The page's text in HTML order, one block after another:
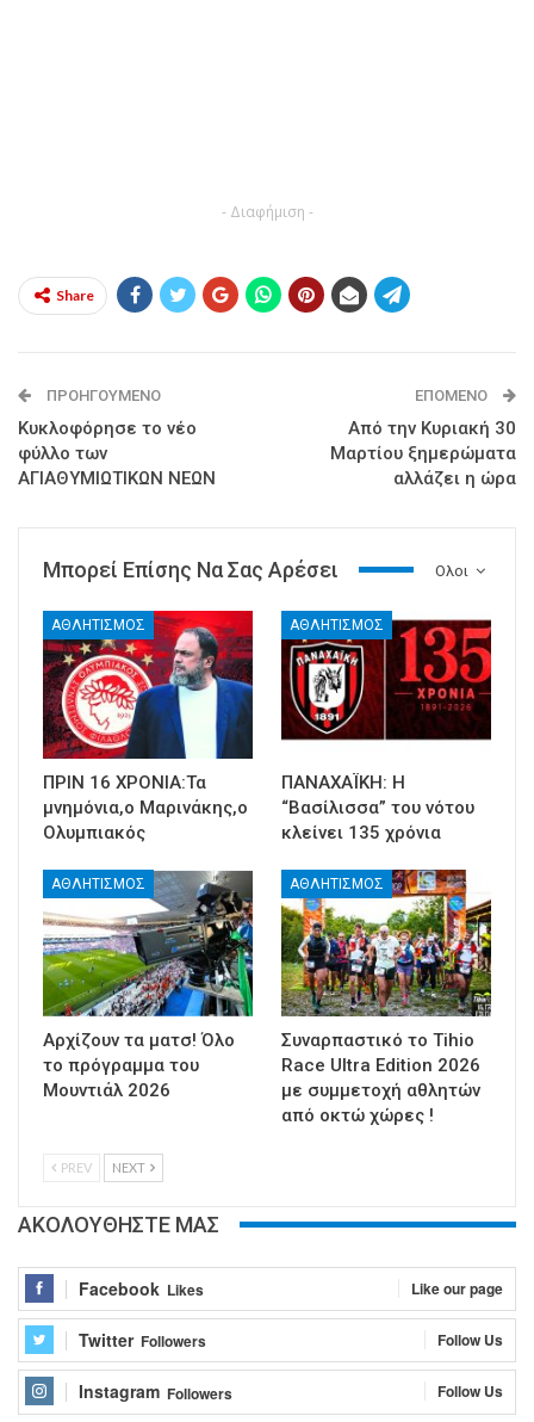
- Διαφήμιση -
Share
ΠΡΟΗΓΟΎΜΕΝΟ
Κυκλοφόρησε το νέο
φύλλο των
ΑΓΙΑΘΥΜΙΩΤΙΚΩΝ ΝΕΩΝ
ΕΠΌΜΕΝΟ
Από την Κυριακή 30
Μαρτίου ξημερώματα
αλλάζει η ώρα
Ολοι
Μπορεί Επίσης Να Σας Αρέσει
ΑΘΛΗΤΙΣΜΟΣ
ΠΡΙΝ 16 ΧΡΟΝΙΑ:Τα
μνημόνια,ο Μαρινάκης,ο
Ολυμπιακός
ΑΘΛΗΤΙΣΜΟΣ
ΠΑΝΑΧΑΪΚΗ: Η
“Βασίλισσα” του νότου
κλείνει 135 χρόνια
ΑΘΛΗΤΙΣΜΟΣ
Αρχίζουν τα ματσ! Όλο
το πρόγραμμα του
Μουντιάλ 2026
ΑΘΛΗΤΙΣΜΟΣ
Συναρπαστικό το Tihio
Race Ultra Edition 2026
με συμμετοχή αθλητών
από οκτώ χώρες !
PREV NEXT
ΑΚΟΛΟΥΘΗΣΤΕ ΜΑΣ
Facebook Likes Like our page
Twitter Followers Follow Us
Instagram Followers Follow Us